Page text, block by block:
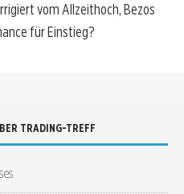
vom Allzeithoch, Bezos
für Einstieg?
TRADING-TREFF